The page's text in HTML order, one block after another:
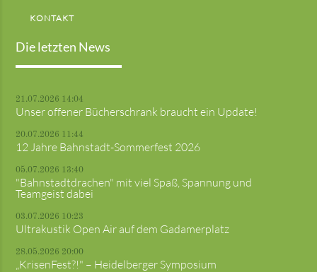
KONTAKT
Die letzten News
21.07.2026 14:04
Unser offener Bücherschrank braucht ein Update!
20.07.2026 11:44
12 Jahre Bahnstadt-Sommerfest 2026
05.07.2026 13:40
"Bahnstadtdrachen" mit viel Spaß, Spannung und
Teamgeist dabei
03.07.2026 10:23
Ultrakustik Open Air auf dem Gadamerplatz
28.05.2026 20:00
„KrisenFest?!" – Heidelberger Symposium